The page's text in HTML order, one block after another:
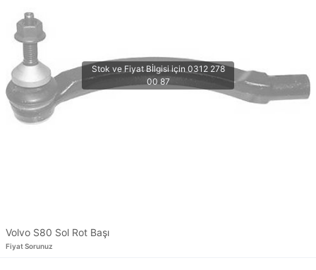
Volvo S80 Sol Rot Başı
Fiyat Sorunuz